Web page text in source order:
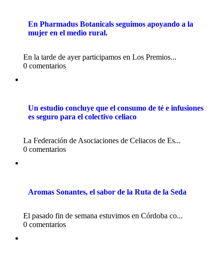
En Pharmadus Botanicals seguimos apoyando a la
mujer en el medio rural.
En la tarde de ayer participamos en Los Premios...
0 comentarios
Un estudio concluye que el consumo de té e infusiones
es seguro para el colectivo celiaco
La Federación de Asociaciones de Celiacos de Es...
0 comentarios
Aromas Sonantes, el sabor de la Ruta de la Seda
El pasado fin de semana estuvimos en Córdoba co...
0 comentarios